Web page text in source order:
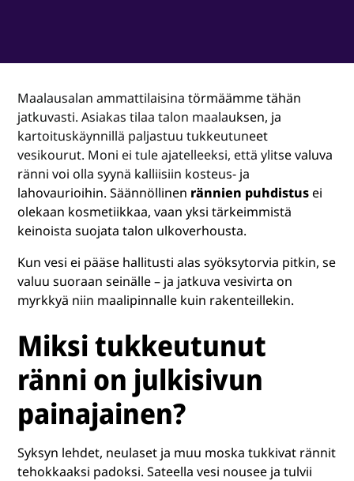
Maalausalan ammattilaisina törmäämme tähän
jatkuvasti. Asiakas tilaa talon maalauksen, ja
kartoituskäynnillä paljastuu tukkeutuneet
vesikourut. Moni ei tule ajatelleeksi, että ylitse valuva
ränni voi olla syynä kalliisiin kosteus- ja
lahovaurioihin. Säännöllinen rännien puhdistusei
olekaan kosmetiikkaa, vaan yksi tärkeimmistä
keinoista suojata talon ulkoverhousta.
Kun vesi ei pääse hallitusti alas syöksytorvia pitkin, se
valuu suoraan seinälle – ja jatkuva vesivirta on
myrkkyä niin maalipinnalle kuin rakenteillekin.
Miksi tukkeutunut
ränni on julkisivun
painajainen?
Syksyn lehdet, neulaset ja muu moska tukkivat rännit
tehokkaaksi padoksi. Sateella vesi nousee ja tulvii